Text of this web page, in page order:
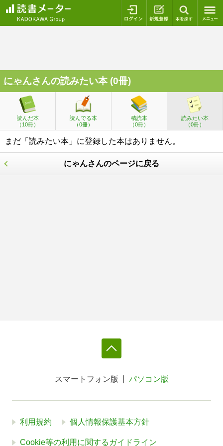
ログイン 新規登録
にゃんさんの読みたい本 (0冊)
読んだ本
（10冊）
読んでる本
（0冊）
積読本
（0冊）
読みたい本
（0冊）
まだ「読みたい本」に登録した本はありません。
にゃんさんのページに戻る
スマートフォン版 パソコン版
利用規約 個人情報保護基本方針
Cookie等の利用に関するガイドライン